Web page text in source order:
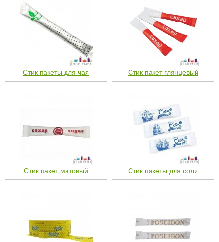
Стик пакеты для чая Стик пакет глянцевый
Стик пакет матовый Стик пакеты для соли